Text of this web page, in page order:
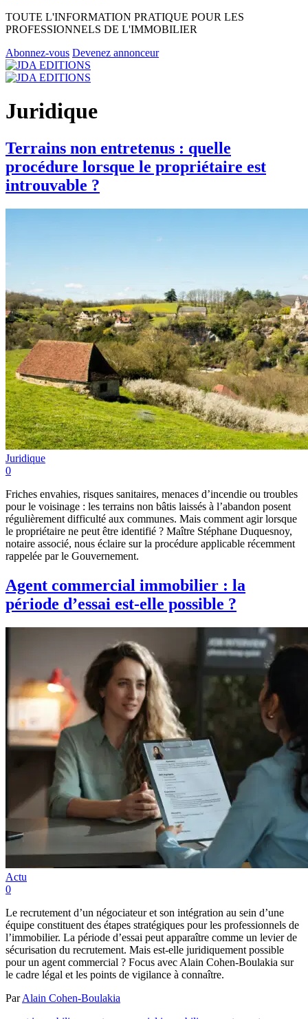
TOUTE L'INFORMATION PRATIQUE POUR LES
PROFESSIONNELS DE L'IMMOBILIER
Abonnez-vous Devenez annonceur
Juridique
Terrains non entretenus : quelle
procédure lorsque le propriétaire est
introuvable ?
Juridique
0
Friches envahies, risques sanitaires, menaces d’incendie ou troubles
pour le voisinage : les terrains non bâtis laissés à l’abandon posent
régulièrement difficulté aux communes. Mais comment agir lorsque
le propriétaire ne peut être identifié ? Maître Stéphane Duquesnoy,
notaire associé, nous éclaire sur la procédure applicable récemment
rappelée par le Gouvernement.
Agent commercial immobilier : la
période d’essai est-elle possible ?
Actu
0
Le recrutement d’un négociateur et son intégration au sein d’une
équipe constituent des étapes stratégiques pour les professionnels de
l’immobilier. La période d’essai peut apparaître comme un levier de
sécurisation du recrutement. Mais est-elle juridiquement possible
pour un agent commercial ? Focus avec Alain Cohen-Boulakia sur
le cadre légal et les points de vigilance à connaître.
ParAlain Cohen-Boulakia